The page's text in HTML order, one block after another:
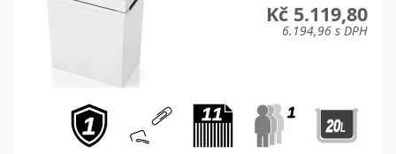
Kč 5.119,80
6.194,96 s DPH